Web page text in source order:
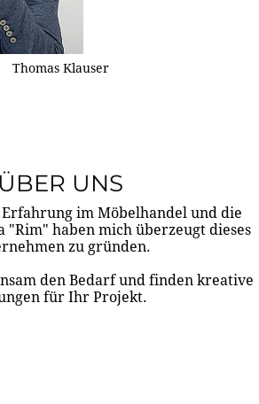
Thomas Klauser
ÜBER UNS
im Möbelhandel und die
"Rim" haben mich überzeugt dieses
zu gründen.
den Bedarf und finden kreative
für Ihr Projekt.